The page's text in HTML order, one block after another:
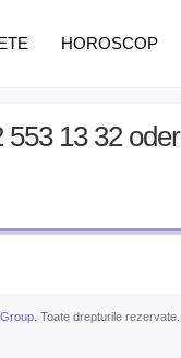
HOROSCOP
553 13 32 oder
. Toate drepturile rezervate.